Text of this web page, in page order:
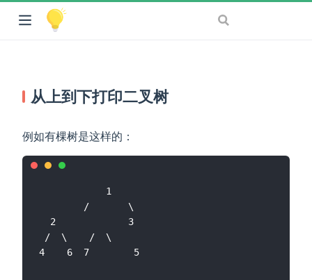
从上到下打印二叉树
例如有棵树是这样的：
  2				3
/  \    /  \